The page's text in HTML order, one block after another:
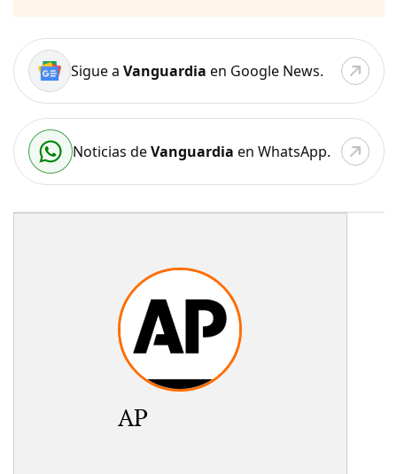
Sigue a Vanguardia en Google News.
Noticias deVanguardia en WhatsApp.
AP